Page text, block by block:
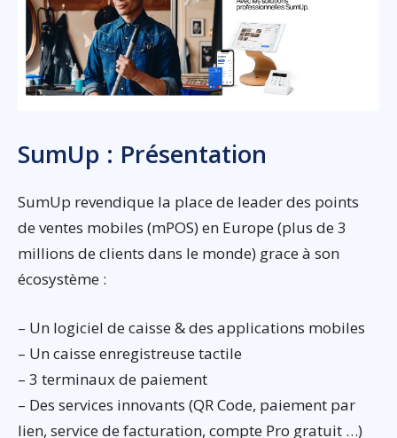
SumUp : Présentation
SumUp revendique la place de leader des points
de ventes mobiles (mPOS) en Europe (plus de 3
millions de clients dans le monde) grace à son
écosystème :
– Un logiciel de caisse & des applications mobiles
– Un caisse enregistreuse tactile
– 3 terminaux de paiement
– Des services innovants (QR Code, paiement par
lien, service de facturation, compte Pro gratuit …)